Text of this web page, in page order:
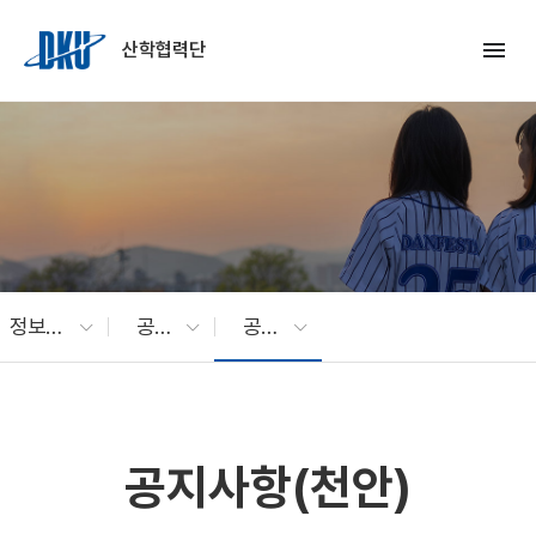
산학협력단
menu
정보광장 공지사항 공지사항(천안)
공지사항(천안)